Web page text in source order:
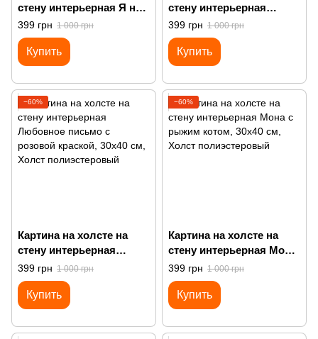
стену интерьерная Я не
забочусь. Я люблю это
399 грн 1 000 грн
Купить
стену интерьерная
Гарриет Ховард. Я
богатая женщина
399 грн 1 000 грн
Купить
−60%
Картина на холсте на
стену интерьерная
Любовное письмо с
розовой краской
399 грн 1 000 грн
Купить
−60%
Картина на холсте на
стену интерьерная Мона
с рыжим котом
399 грн 1 000 грн
Купить